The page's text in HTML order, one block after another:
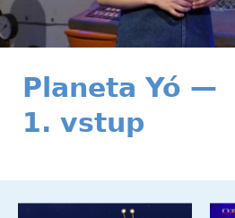
Planeta Yó —
1. vstup